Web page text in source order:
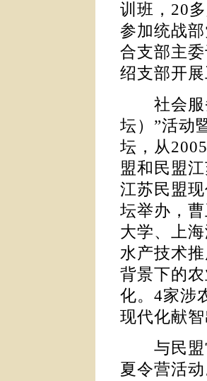
训班，20
参加统战
合支部主
绍支部开
社会服务
坛）”活动
坛，从
盟和民盟
江苏民盟
坛举办，
大学、上
水产技术
背景下的
化。4家涉
现代化献
与民盟常
夏令营活